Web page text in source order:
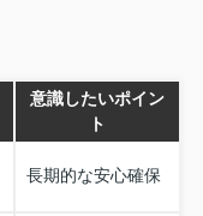
意識したいポイン
ト
長期的な安心確保